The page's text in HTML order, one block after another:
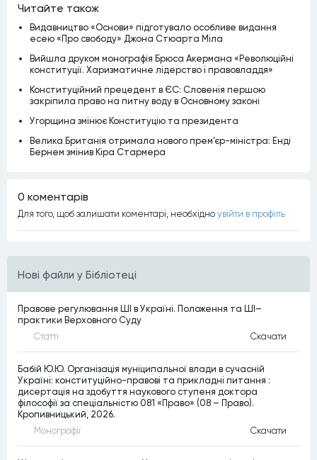
Нові файли у Бібліотеці
Правове регулювання ШІ в Україні. Положення та ШІ–
практики Верховного Суду
Статтi Скачати
Бабій Ю.Ю. Організація муніципальної влади в сучасній
Україні: конституційно-правові та прикладні питання :
дисертація на здобуття наукового ступеня доктора
філософії за спеціальністю 081 «Право» (08 – Право).
Кропивницький, 2026.
Монографiї Скачати
Читайте також
Видавництво «Основи» підготувало особливе видання
есею «Про свободу» Джона Стюарта Міла
Вийшла друком монографія Брюса Акермана «Революційні
конституції. Харизматичне лідерство і правовладдя»
Конституційний прецедент в ЄС: Словенія першою
закріпила право на питну воду в Основному законі
Угорщина змінює Конституцію та президента
Велика Британія отримала нового прем’єр-міністра: Енді
Бернем змінив Кіра Стармера
0 коментарiв
Для того, щоб залишати коментарi, необхiдно увiйти в профiль